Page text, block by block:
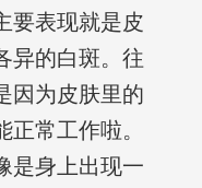
要表现就是皮
异的白斑。往
因为皮肤里的
常工作啦。
是身上出现一